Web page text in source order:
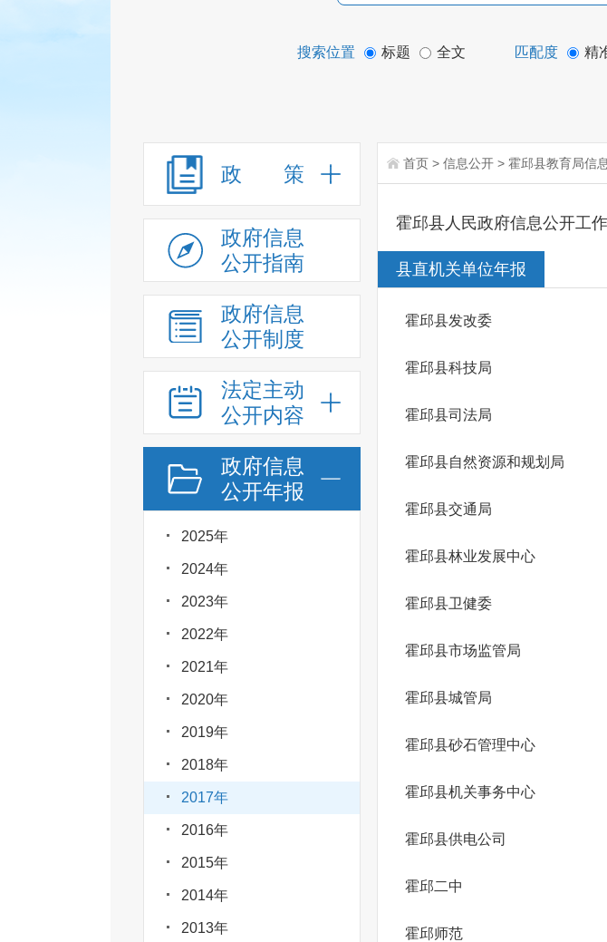
搜索位置 标题 全文 匹配度 精
政 策
政府信息
公开指南
政府信息
公开制度
法定主动
公开内容
政府信息
公开年报
2025年
2024年
2023年
2022年
2021年
2020年
2019年
2018年
2017年
2016年
2015年
2014年
2013年
首页 > 信息公开 > 霍邱县教育局信
霍邱县人民政府信息公开工
县直机关单位年报
霍邱县发改委
霍邱县科技局
霍邱县司法局
霍邱县自然资源和规划局
霍邱县交通局
霍邱县林业发展中心
霍邱县卫健委
霍邱县市场监管局
霍邱县城管局
霍邱县砂石管理中心
霍邱县机关事务中心
霍邱县供电公司
霍邱二中
霍邱师范